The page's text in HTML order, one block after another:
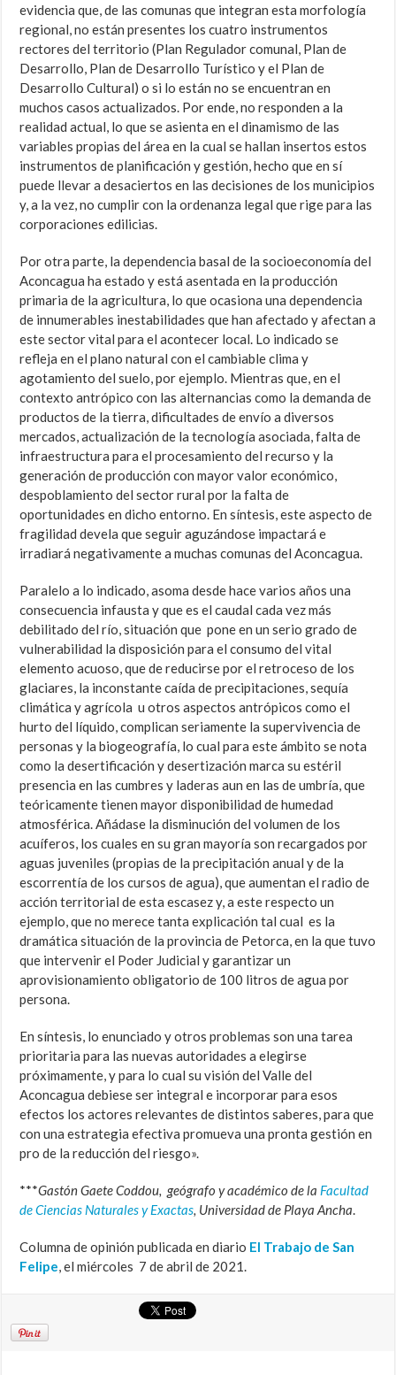
evidencia que, de las comunas que integran esta morfología
regional, no están presentes los cuatro instrumentos
rectores del territorio (Plan Regulador comunal, Plan de
Desarrollo, Plan de Desarrollo Turístico y el Plan de
Desarrollo Cultural) o si lo están no se encuentran en
muchos casos actualizados. Por ende, no responden a la
realidad actual, lo que se asienta en el dinamismo de las
variables propias del área en la cual se hallan insertos estos
instrumentos de planificación y gestión, hecho que en sí
puede llevar a desaciertos en las decisiones de los municipios
y, a la vez, no cumplir con la ordenanza legal que rige para las
corporaciones edilicias.
Por otra parte, la dependencia basal de la socioeconomía del
Aconcagua ha estado y está asentada en la producción
primaria de la agricultura, lo que ocasiona una dependencia
de innumerables inestabilidades que han afectado y afectan a
este sector vital para el acontecer local. Lo indicado se
refleja en el plano natural con el cambiable clima y
agotamiento del suelo, por ejemplo. Mientras que, en el
contexto antrópico con las alternancias como la demanda de
productos de la tierra, dificultades de envío a diversos
mercados, actualización de la tecnología asociada, falta de
infraestructura para el procesamiento del recurso y la
generación de producción con mayor valor económico,
despoblamiento del sector rural por la falta de
oportunidades en dicho entorno. En síntesis, este aspecto de
fragilidad devela que seguir aguzándose impactará e
irradiará negativamente a muchas comunas del Aconcagua.
Paralelo a lo indicado, asoma desde hace varios años una
consecuencia infausta y que es el caudal cada vez más
debilitado del río, situación que pone en un serio grado de
vulnerabilidad la disposición para el consumo del vital
elemento acuoso, que de reducirse por el retroceso de los
glaciares, la inconstante caída de precipitaciones, sequía
climática y agrícola u otros aspectos antrópicos como el
hurto del líquido, complican seriamente la supervivencia de
personas y la biogeografía, lo cual para este ámbito se nota
como la desertificación y desertización marca su estéril
presencia en las cumbres y laderas aun en las de umbría, que
teóricamente tienen mayor disponibilidad de humedad
atmosférica. Añádase la disminución del volumen de los
acuíferos, los cuales en su gran mayoría son recargados por
aguas juveniles (propias de la precipitación anual y de la
escorrentía de los cursos de agua), que aumentan el radio de
acción territorial de esta escasez y, a este respecto un
ejemplo, que no merece tanta explicación tal cual es la
dramática situación de la provincia de Petorca, en la que tuvo
que intervenir el Poder Judicial y garantizar un
aprovisionamiento obligatorio de 100 litros de agua por
persona.
En síntesis, lo enunciado y otros problemas son una tarea
prioritaria para las nuevas autoridades a elegirse
próximamente, y para lo cual su visión del Valle del
Aconcagua debiese ser integral e incorporar para esos
efectos los actores relevantes de distintos saberes, para que
con una estrategia efectiva promueva una pronta gestión en
pro de la reducción del riesgo».
***Gastón Gaete Coddou, geógrafo y académico de la Facultad
de Ciencias Naturales y Exactas, Universidad de Playa Ancha.
Columna de opinión publicada en diario El Trabajo de San
Felipe, el miércoles 7 de abril de 2021.